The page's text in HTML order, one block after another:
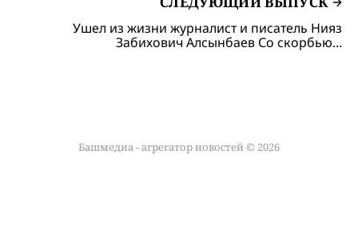
Ушел из жизни журналист и писатель Нияз
Забихович Алсынбаев Со скорбью...
Башмедиа - агрегатор новостей © 2026